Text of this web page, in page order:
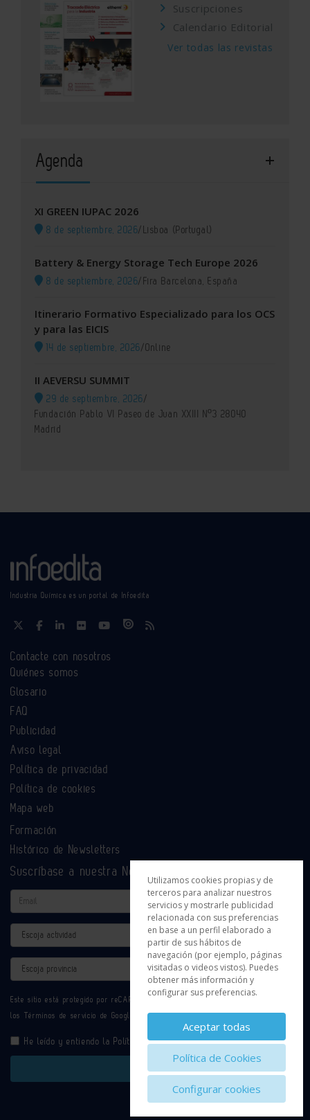
Suscripciones
Calendario Editorial
Ver todas las revistas
Agenda
XI GREEN IUPAC 2026
8 de septiembre, 2026/ Lisboa (Portugal)
Battery & Energy Storage Tech Europe 2026
8 de septiembre, 2026/ Fira Barcelona, España
Itinerario Formativo Especializado para los OCS
y para las EICIS
14 de septiembre, 2026/Online
II AEVERSU SUMMIT
29 de septiembre, 2026/
Fundación Pablo VI Paseo de Juan XXIII Nº3 28040
Madrid
Industria Química es un portal de Infoedita
Contacte con nosotros
Quiénes somos
Glosario
FAQ
Publicidad
Aviso legal
Política de privacidad
Política de cookies
Mapa web
Formación
Histórico de Newsletters
Suscríbase a nuestra Newsletter
Email
Actividad
Provincia
Este sitio está protegido por reCAPTCHA y se aplican la
los Términos de servicio de Google.
He leído y entiendo laPolítica de Privacidad
Enviar
Utilizamos cookies propias y de
terceros para analizar nuestros
servicios y mostrarle publicidad
relacionada con sus preferencias
en base a un perfil elaborado a
partir de sus hábitos de
navegación (por ejemplo, páginas
visitadas o videos vistos). Puedes
obtener más información y
configurar sus preferencias.
Aceptar todas
Política de Cookies
Configurar cookies